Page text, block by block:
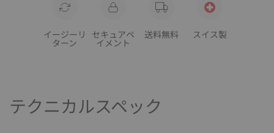
イージーリ
ターン
セキュアペ
イメント
送料無料 スイス製
テクニカルスペック